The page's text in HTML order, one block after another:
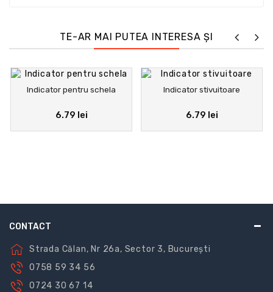
verde.
TE-AR MAI PUTEA INTERESA ȘI
Indicator pentru schela
6.79 lei
Indicator stivuitoare
6.79 lei
CONTACT
Strada Călan, Nr 26a, Sector 3, București
0758 59 34 56
0724 30 67 14